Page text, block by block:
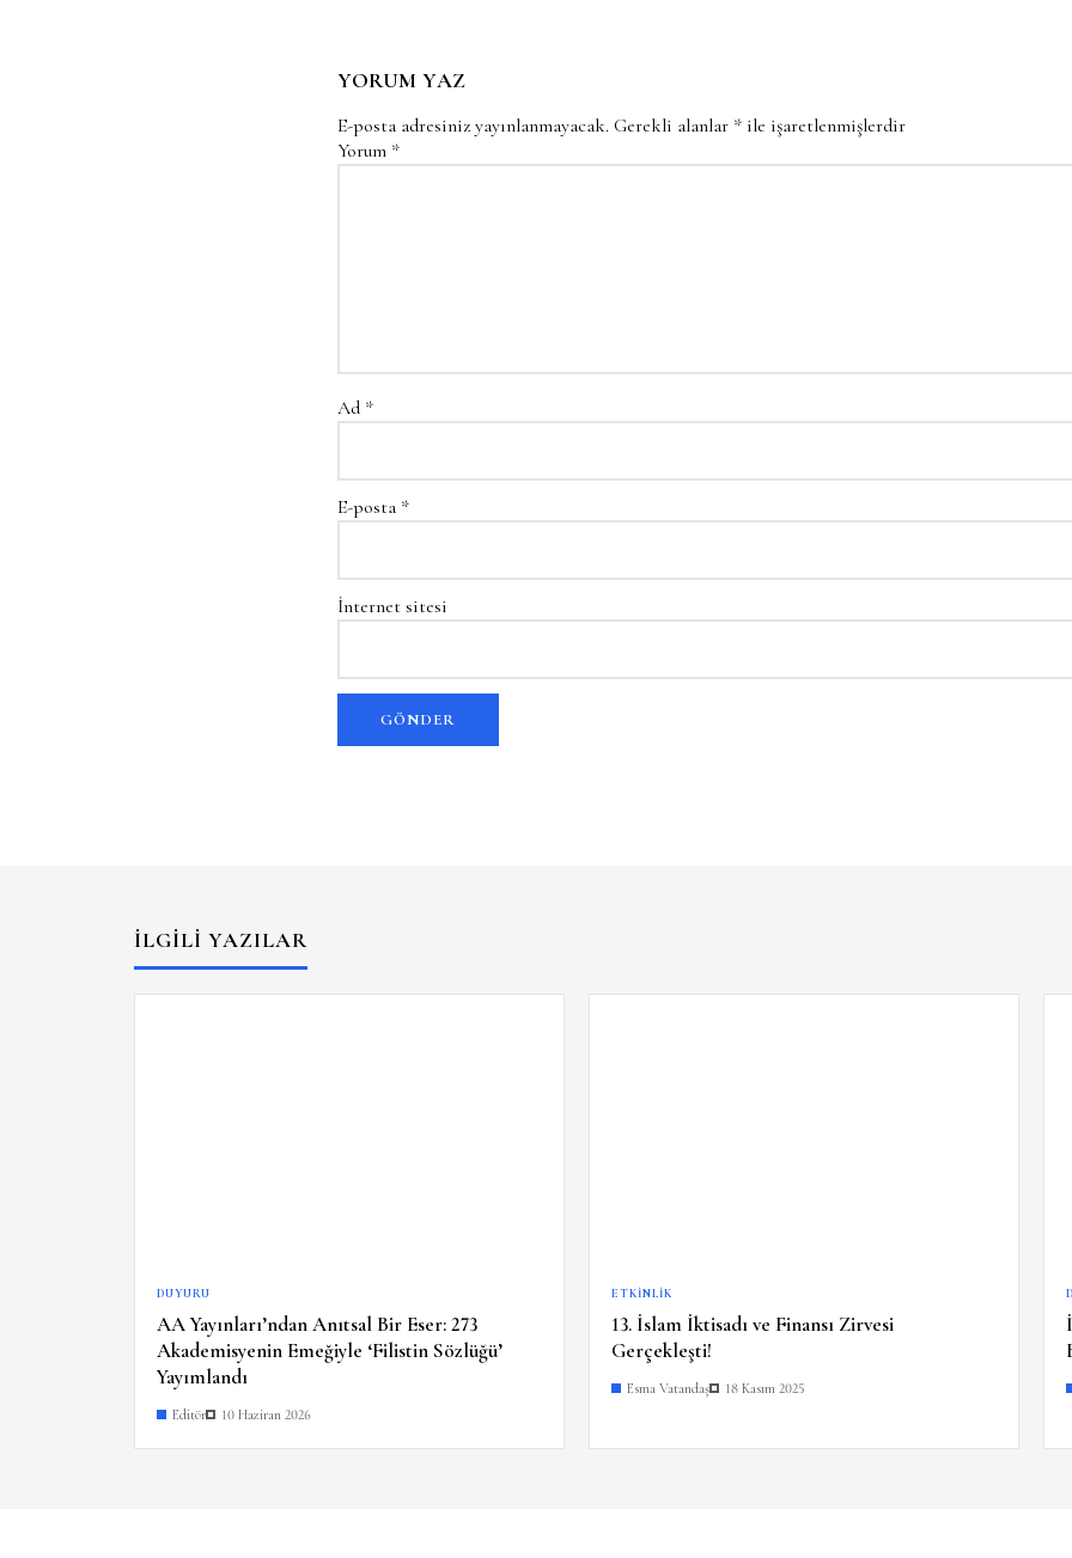
YORUM YAZ
E-posta adresiniz yayınlanmayacak. Gerekli alanlar * ile işaretlenmişlerdir
Yorum *
Ad *
E-posta *
İnternet sitesi
İLGILI YAZILAR
DUYURU
AA Yayınları’ndan Anıtsal Bir Eser: 273
Akademisyenin Emeğiyle ‘Filistin Sözlüğü’
Yayımlandı
Editör 10 Haziran 2026
ETKINLIK
13. İslam İktisadı ve Finansı Zirvesi
Gerçekleşti!
Esma Vatandaş 18 Kasım 2025